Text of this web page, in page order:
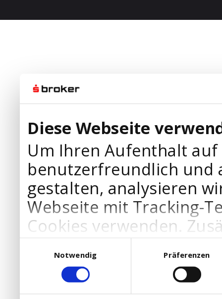
Diese Webseite
Um Ihren Aufenthalt
benutzerfreundlich und
gestalten, analysieren
Webseite mit Tracking-
Cookies verwenden.
Werbepartner
Ihre Bedürfnisse
die Verwendung von
Notwendig
Präferenzen